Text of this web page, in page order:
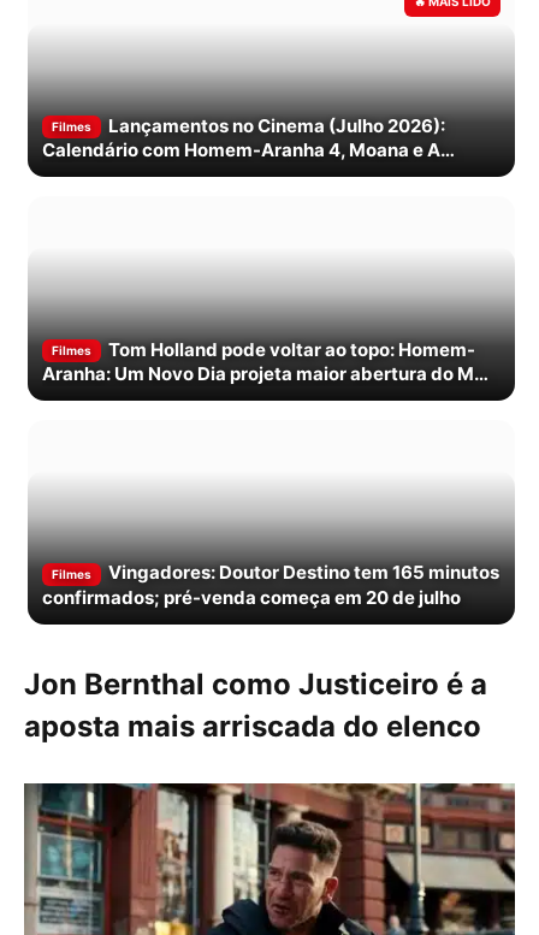
Filmes
Lançamentos no Cinema (Julho 2026):
Calendário com Homem-Aranha 4, Moana e A
Odisseia
Filmes
Tom Holland pode voltar ao topo: Homem-
Aranha: Um Novo Dia projeta maior abertura do MCU
em dois anos
Filmes
Vingadores: Doutor Destino tem 165 minutos
confirmados; pré-venda começa em 20 de julho
Jon Bernthal como Justiceiro é a
aposta mais arriscada do elenco